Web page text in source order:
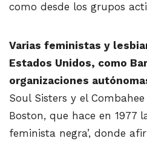
como desde los grupos
Varias feministas y
Estados Unidos, como
organizaciones
Soul Sisters y el
Boston, que hace en 1977
feminista negra’, donde